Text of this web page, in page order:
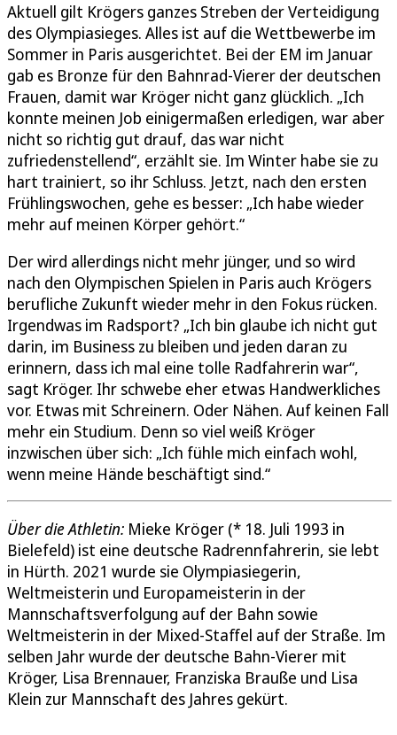
Aktuell gilt Krögers ganzes Streben der Verteidigung
des Olympiasieges. Alles ist auf die Wettbewerbe im
Sommer in Paris ausgerichtet. Bei der EM im Januar
gab es Bronze für den Bahnrad-Vierer der deutschen
Frauen, damit war Kröger nicht ganz glücklich. „Ich
konnte meinen Job einigermaßen erledigen, war aber
nicht so richtig gut drauf, das war nicht
zufriedenstellend“, erzählt sie. Im Winter habe sie zu
hart trainiert, so ihr Schluss. Jetzt, nach den ersten
Frühlingswochen, gehe es besser: „Ich habe wieder
mehr auf meinen Körper gehört.“
Der wird allerdings nicht mehr jünger, und so wird
nach den Olympischen Spielen in Paris auch Krögers
berufliche Zukunft wieder mehr in den Fokus rücken.
Irgendwas im Radsport? „Ich bin glaube ich nicht gut
darin, im Business zu bleiben und jeden daran zu
erinnern, dass ich mal eine tolle Radfahrerin war“,
sagt Kröger. Ihr schwebe eher etwas Handwerkliches
vor. Etwas mit Schreinern. Oder Nähen. Auf keinen Fall
mehr ein Studium. Denn so viel weiß Kröger
inzwischen über sich: „Ich fühle mich einfach wohl,
wenn meine Hände beschäftigt sind.“
Über die Athletin: Mieke Kröger (* 18. Juli 1993 in
Bielefeld) ist eine deutsche Radrennfahrerin, sie lebt
in Hürth. 2021 wurde sie Olympiasiegerin,
Weltmeisterin und Europameisterin in der
Mannschaftsverfolgung auf der Bahn sowie
Weltmeisterin in der Mixed-Staffel auf der Straße. Im
selben Jahr wurde der deutsche Bahn-Vierer mit
Kröger, Lisa Brennauer, Franziska Brauße und Lisa
Klein zur Mannschaft des Jahres gekürt.